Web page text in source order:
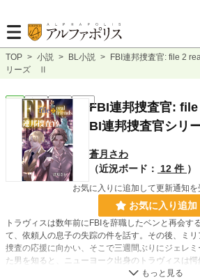
TOP > 小説 > BL小説 >
FBI連邦捜査官: file 2
リーズ Ⅱ
完結 長編
FBI連邦捜査官:
BI連邦捜査官シリ
蒼月さわ
（近況ボード：
12 件 ）
お気に入りに追加して更新通知を
お気に入り追加
トラヴィスは数年前にFBIを辞職したベンと再会す
て、依頼人の息子の失踪の件を話す。その後、ミ
捜査の応援に向かい、そこで三週間ぶりにジェレ
た男を知ると、ニューヨーク出身のトラヴィスは
ッド。ニューヨークを去ってから一度も会っては